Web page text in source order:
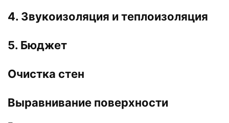
4. Звукоизоляция и теплоизоляция
5. Бюджет
Очистка стен
Выравнивание поверхности